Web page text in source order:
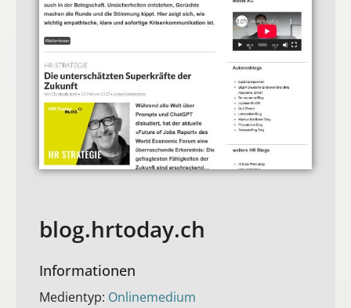
blog.hrtoday.ch
Informationen
Medientyp: Onlinemedium